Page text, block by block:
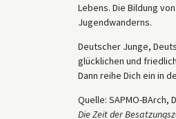
Lebens. Die Bildung
Jugendwanderns.
Deutscher Junge,
glücklichen und
Dann reihe Dich ein in
Quelle: SAPMO-BArch,
Die Zeit der